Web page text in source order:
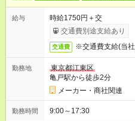
給与
時給1750円＋交
交通費別途支給あり
交通費 ※交通費支給(当
勤務地
東京都江東区
亀戸駅から徒歩2分
メーカー・商社関連
勤務時間 9:00～17:30